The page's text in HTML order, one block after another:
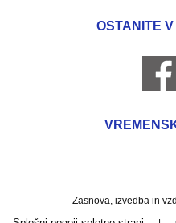
OSTANITE
Zasnova, izvedba in